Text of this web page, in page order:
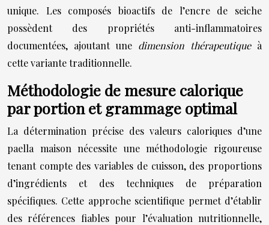
unique. Les composés bioactifs de l’encre de seiche
possèdent des propriétés anti-inflammatoires
documentées, ajoutant une dimension thérapeutique à
cette variante traditionnelle.
Méthodologie de mesure calorique
par portion et grammage optimal
La détermination précise des valeurs caloriques d’une
paella maison nécessite une méthodologie rigoureuse
tenant compte des variables de cuisson, des proportions
d’ingrédients et des techniques de préparation
spécifiques. Cette approche scientifique permet d’établir
des références fiables pour l’évaluation nutritionnelle,